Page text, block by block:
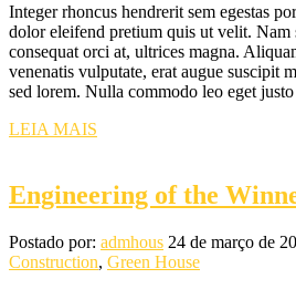
Integer rhoncus hendrerit sem egestas
dolor eleifend pretium quis ut velit. Nam
consequat orci at, ultrices magna.
venenatis vulputate, erat augue suscipit
sed lorem. Nulla commodo leo eget
LEIA MAIS
Engineering of the
Postado por: admhous 24 de março de
Construction, Green House